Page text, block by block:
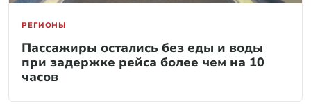
РЕГИОНЫ
Пассажиры остались без еды и воды
при задержке рейса более чем на 10
часов